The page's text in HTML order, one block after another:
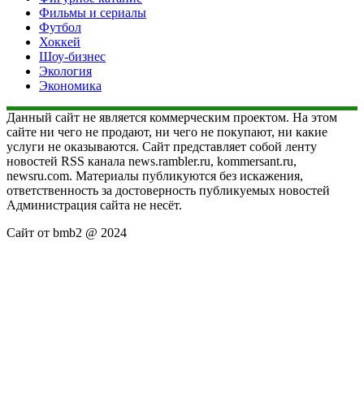
Фильмы и сериалы
Футбол
Хоккей
Шоу-бизнес
Экология
Экономика
Данный сайт не является коммерческим проектом. На этом
сайте ни чего не продают, ни чего не покупают, ни какие
услуги не оказываются. Сайт представляет собой ленту
новостей RSS канала news.rambler.ru, kommersant.ru,
newsru.com. Материалы публикуются без искажения,
ответственность за достоверность публикуемых новостей
Администрация сайта не несёт.
Сайт от bmb2 @ 2024